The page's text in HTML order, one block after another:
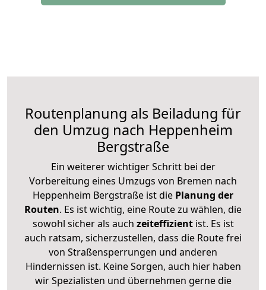
Routenplanung als Beiladung für
den Umzug nach Heppenheim
Bergstraße
Ein weiterer wichtiger Schritt bei der
Vorbereitung eines Umzugs von Bremen nach
Heppenheim Bergstraße ist die Planung der
Routen. Es ist wichtig, eine Route zu wählen, die
sowohl sicher als auch zeiteffizientist. Es ist
auch ratsam, sicherzustellen, dass die Route frei
von Straßensperrungen und anderen
Hindernissen ist. Keine Sorgen, auch hier haben
wir Spezialisten und übernehmen gerne die